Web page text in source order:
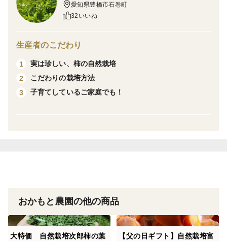
＜味＞
塩加減はお好みに合わせて調整していただけるように大
根の葉のみになっております。
＜栽培のこだわり＞
農薬、化学肥料栽培期間中不使用
愛知県豊橋市石巻町
32いいね
生産者のこだわり
1
実は珍しい、柿の自然栽培
2
こだわりの栽培方法
3
子育てしているご家庭でも！
おかもと農園の他の商品
大特価 自然栽培次郎柿の葉 【父の日ギフト】自然栽培富